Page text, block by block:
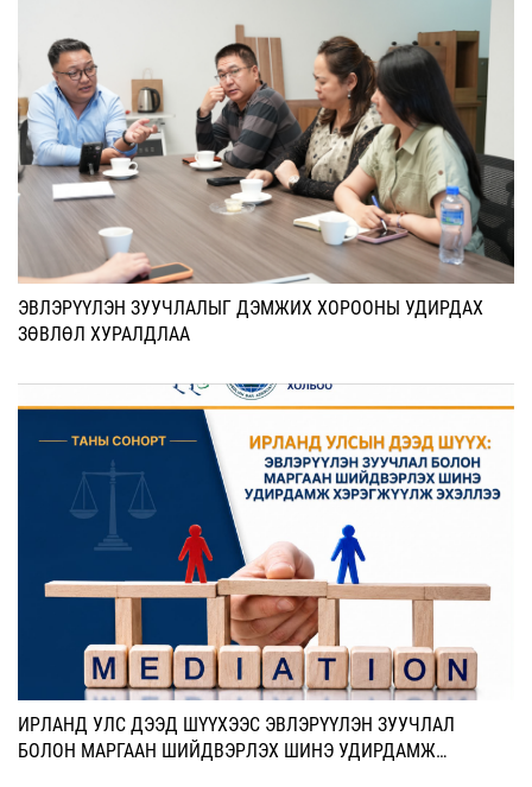
ЭВЛЭРҮҮЛЭН ЗУУЧЛАЛЫГ ДЭМЖИХ ХОРООНЫ УДИРДАХ
ЗӨВЛӨЛ ХУРАЛДЛАА
ИРЛАНД УЛС ДЭЭД ШҮҮХЭЭС ЭВЛЭРҮҮЛЭН ЗУУЧЛАЛ
БОЛОН МАРГААН ШИЙДВЭРЛЭХ ШИНЭ УДИРДАМЖ